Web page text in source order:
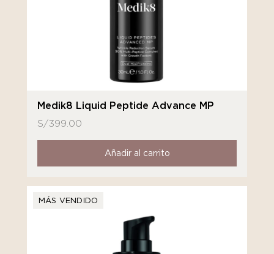
Medik8 Liquid Peptide Advance MP
S/399.00
Añadir al carrito
MÁS VENDIDO